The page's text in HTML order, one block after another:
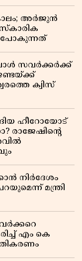
അർജുൻ
പോകുന്നത്
സവർക്കർക്ക്
ക്വിസ്
ഹീറോയോട്
നിർദേശം
മന്ത്രി
എം കെ